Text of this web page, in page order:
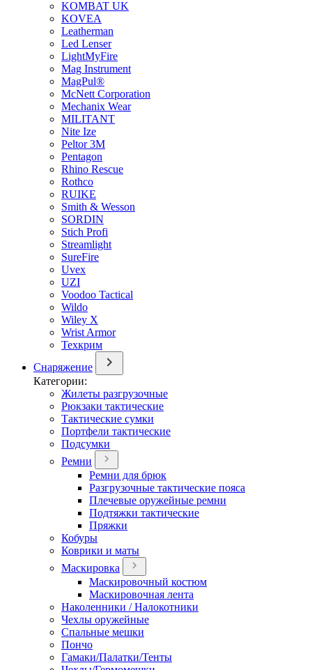
KOMBAT UK
KOVEA
Leatherman
Led Lenser
LightMyFire
Mag Instrument
MagPul®
McNett Corporation
Mechanix Wear
MILITANT
Nite Ize
Peltor 3M
Pentagon
Rhino Rescue
Rothco
RUIKE
Smith & Wesson
SORDIN
Stich Profi
Streamlight
SureFire
Uvex
UZI
Voodoo Tactical
Wildo
Wiley X
Wrist Armor
Техкрим
Снаряжение
Категории:
Жилеты разгрузочные
Рюкзаки тактические
Тактические сумки
Портфели тактические
Подсумки
Ремни
Ремни для брюк
Разгрузочные тактические пояса
Плечевые оружейные ремни
Подтяжки тактические
Пряжки
Кобуры
Коврики и маты
Маскировка
Маскировочный костюм
Маскировочная лента
Наколенники / Налокотники
Чехлы оружейные
Спальные мешки
Пончо
Гамаки/Палатки/Тенты